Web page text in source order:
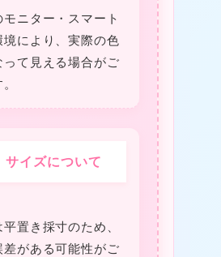
モニター・スマート
境により、実際の色
って見える場合がご
イズについて
置き採寸のため、
差がある可能性がご